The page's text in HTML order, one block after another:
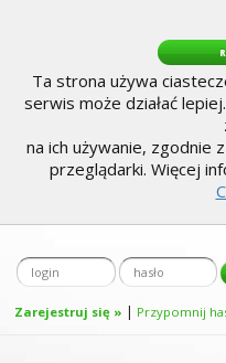
Ta strona używa
serwis może działać
na ich używanie, zgodnie
przeglądarki. Więcej
Zarejestruj się » | Przypomnij